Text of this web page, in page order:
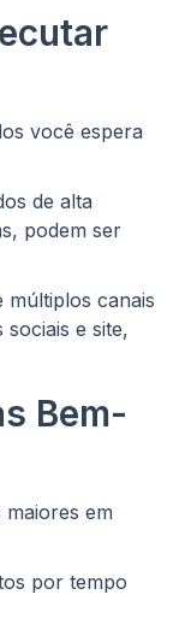
você espera
de alta
podem ser
múltiplos canais
e site,
Bem-
em
por tempo